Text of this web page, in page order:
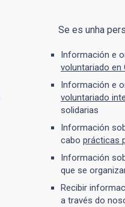
Se es unha
Información e
voluntariado en
Información e
voluntariado
solidarias
Información
cabo prácticas
Información
que se
Recibir
a través do